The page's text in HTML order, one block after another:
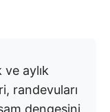
ve aylık
randevuları
dengesini